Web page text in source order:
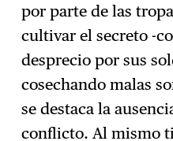
por parte de las
cultivar el secreto -
desprecio por sus
cosechando malas
se destaca la
conflicto. Al mismo